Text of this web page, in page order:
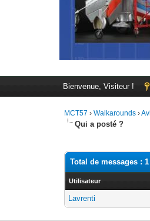
Bienvenue, Visiteur !
MCT57 ›Walkarounds ›
Qui a posté ?
Total de messages : 1
Utilisateur
Lavrenti